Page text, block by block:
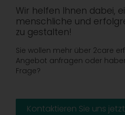
Wir helfen Ihnen dabei,
menschliche und
zu gestalten!
Sie wollen mehr über 2care
Angebot anfragen oder
Frage?
Kontaktieren Sie uns